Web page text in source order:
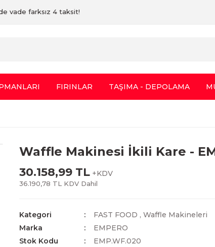
vade farksız 4 taksit!
FIRINLAR TAŞIMA - DEPOLAMA
Waffle Makinesi İkili Kare -
30.158,99 TL +KDV
36.190,78 TL KDV Dahil
Kategori FAST FOOD , Waffle Makineleri
Marka
EMPERO
Stok Kodu
EMP.WF.020